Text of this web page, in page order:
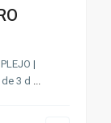
|
3 d